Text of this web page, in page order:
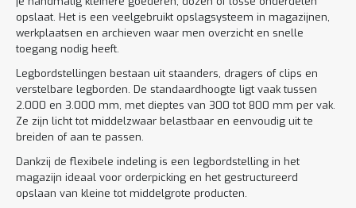
opslaat. Het is een veelgebruikt opslagsysteem in magazijnen,
werkplaatsen en archieven waar men overzicht en snelle
toegang nodig heeft.
Legbordstellingen bestaan uit staanders, dragers of clips en
verstelbare legborden. De standaardhoogte ligt vaak tussen
2.000 en 3.000 mm, met dieptes van 300 tot 800 mm per vak.
Ze zijn licht tot middelzwaar belastbaar en eenvoudig uit te
breiden of aan te passen.
Dankzij de flexibele indeling is een legbordstelling in het
magazijn ideaal voor orderpicking en het gestructureerd
opslaan van kleine tot middelgrote producten.